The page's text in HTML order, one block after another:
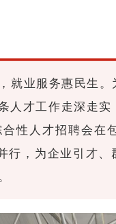
就业服务惠民生
人才工作走深走
性人才招聘会在
行，为企业引才